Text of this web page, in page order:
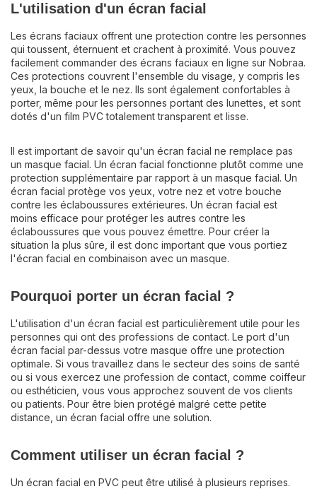
L'utilisation d'un écran facial
Les écrans faciaux offrent une protection contre les personnes
qui toussent, éternuent et crachent à proximité. Vous pouvez
facilement commander des écrans faciaux en ligne sur Nobraa.
Ces protections couvrent l'ensemble du visage, y compris les
yeux, la bouche et le nez. Ils sont également confortables à
porter, même pour les personnes portant des lunettes, et sont
dotés d'un film PVC totalement transparent et lisse.
Il est important de savoir qu'un écran facial ne remplace pas
un masque facial. Un écran facial fonctionne plutôt comme une
protection supplémentaire par rapport à un masque facial. Un
écran facial protège vos yeux, votre nez et votre bouche
contre les éclaboussures extérieures. Un écran facial est
moins efficace pour protéger les autres contre les
éclaboussures que vous pouvez émettre. Pour créer la
situation la plus sûre, il est donc important que vous portiez
l'écran facial en combinaison avec un masque.
Pourquoi porter un écran facial ?
L'utilisation d'un écran facial est particulièrement utile pour les
personnes qui ont des professions de contact. Le port d'un
écran facial par-dessus votre masque offre une protection
optimale. Si vous travaillez dans le secteur des soins de santé
ou si vous exercez une profession de contact, comme coiffeur
ou esthéticien, vous vous approchez souvent de vos clients
ou patients. Pour être bien protégé malgré cette petite
distance, un écran facial offre une solution.
Comment utiliser un écran facial ?
Un écran facial en PVC peut être utilisé à plusieurs reprises.